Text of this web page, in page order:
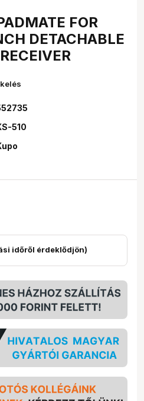
FOR
DETACHABLE
510
időről érdeklődjön)